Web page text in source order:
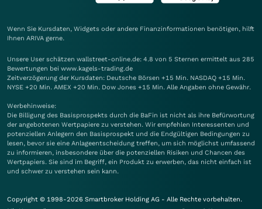
Wenn Sie Kursdaten, Widgets oder andere Finanzinformationen benötigen, hilft
Ihnen ARIVA gerne.
Unsere User schätzen wallstreet-online.de: 4.8 von 5 Sternen ermittelt aus 285
Bewertungen bei www.kagels-trading.de
Zeitverzögerung der Kursdaten: Deutsche Börsen +15 Min. NASDAQ +15 Min.
NYSE +20 Min. AMEX +20 Min. Dow Jones +15 Min. Alle Angaben ohne Gewähr.
Werbehinweise:
Die Billigung des Basisprospekts durch die BaFin ist nicht als ihre Befürwortung
der angebotenen Wertpapiere zu verstehen. Wir empfehlen Interessenten und
potenziellen Anlegern den Basisprospekt und die Endgültigen Bedingungen zu
lesen, bevor sie eine Anlageentscheidung treffen, um sich möglichst umfassend
zu informieren, insbesondere über die potenziellen Risiken und Chancen des
Wertpapiers. Sie sind im Begriff, ein Produkt zu erwerben, das nicht einfach ist
und schwer zu verstehen sein kann.
Copyright © 1998-2026 Smartbroker Holding AG - Alle Rechte vorbehalten.